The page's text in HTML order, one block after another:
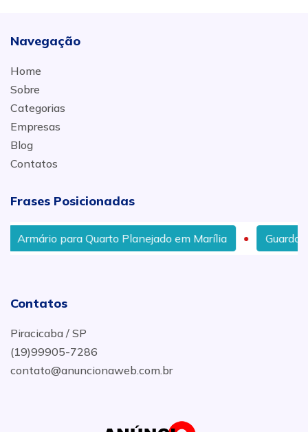
Navegação
Home
Sobre
Categorias
Empresas
Blog
Contatos
Frases Posicionadas
Armário para Quarto Planejado em Marília Guarda
Contatos
Piracicaba / SP
(19)99905-7286
contato@anuncionaweb.com.br